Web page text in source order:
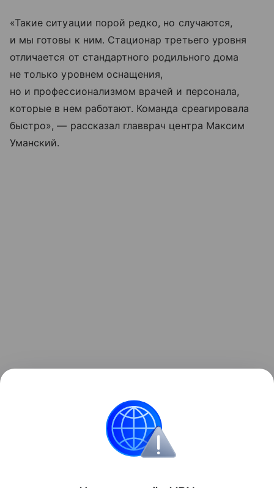
«Такие ситуации порой редко, но случаются,
и мы готовы к ним. Стационар третьего уровня
отличается от стандартного родильного дома
не только уровнем оснащения,
но и профессионализмом врачей и персонала,
которые в нем работают. Команда среагировала
быстро», — рассказал главврач центра Максим
Уманский.
Врач подчеркнул, что роды прошли абсолютно
естественным путем, без вмешательств.
Все о новорожденных